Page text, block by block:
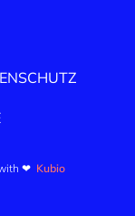
❤ Kubio